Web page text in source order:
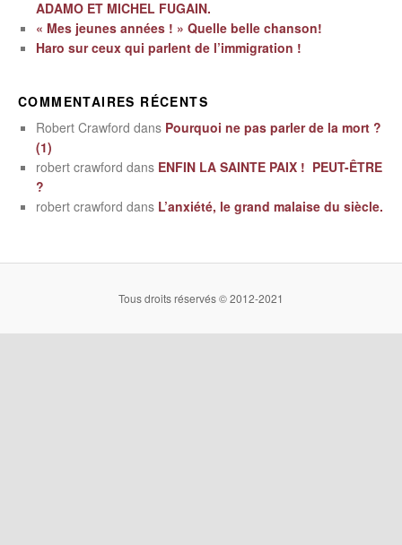
ADAMO ET MICHEL FUGAIN.
« Mes jeunes années ! » Quelle belle chanson!
Haro sur ceux qui parlent de l’immigration !
COMMENTAIRES RÉCENTS
Robert Crawford dans Pourquoi ne pas parler de la mort ?
(1)
robert crawford dans ENFIN LA SAINTE PAIX ! PEUT-ÊTRE
?
robert crawford dans L’anxiété, le grand malaise du siècle.
Tous droits réservés © 2012-2021